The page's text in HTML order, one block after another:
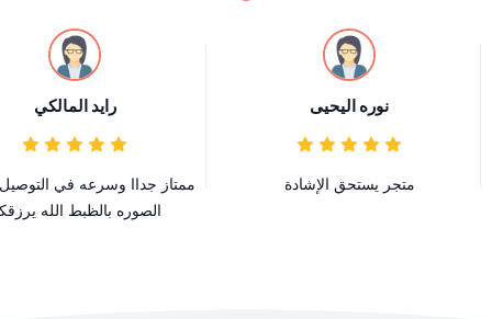
نوره اليحيى
متجر يستحق الإشادة
رايد المالكي
ممتاز جداا وسرعه في
الصوره بالظبط الله